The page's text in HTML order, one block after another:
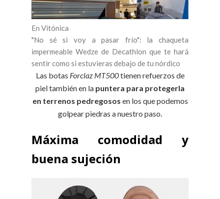
En Vitónica
"No sé si voy a pasar frío": la chaqueta
impermeable Wedze de Decathlon que te hará
sentir como si estuvieras debajo de tu nórdico
Las botas Forclaz MT500tienen refuerzos de
piel también en la puntera para protegerla
en terrenos pedregosos en los que podemos
golpear piedras a nuestro paso.
Máxima comodidad y
buena sujeción